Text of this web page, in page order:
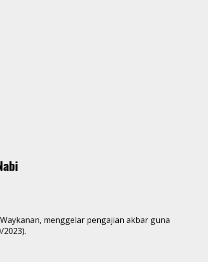
menggelar pengajian akbar guna